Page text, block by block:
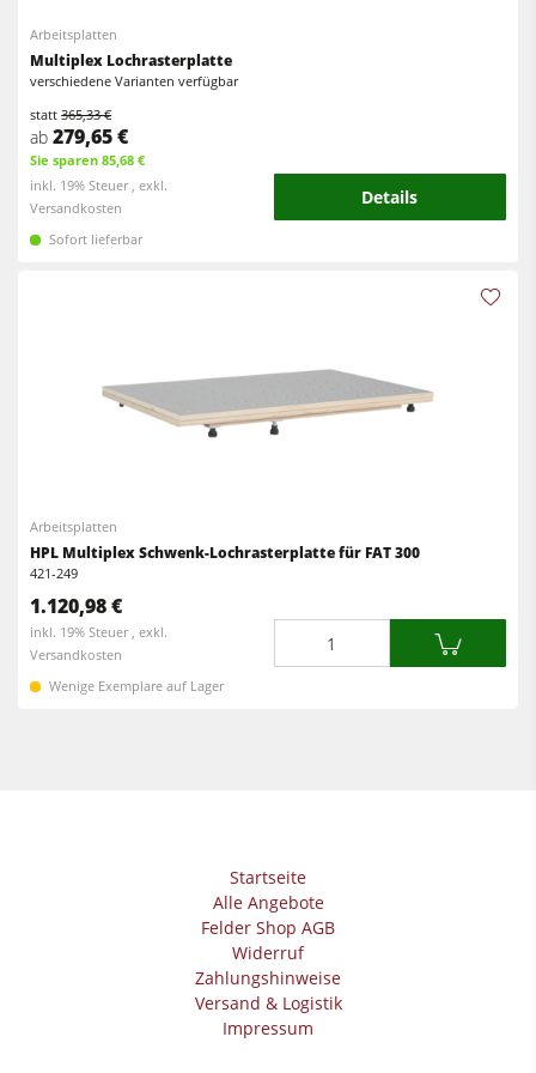
Vorschubapparate
Werkstattausrüstung
F4Solutions Software
Automatisierung & Materialhandling
Projektmanagement
Arbeitsplatten
Multiplex Lochrasterplatte
verschiedene Varianten verfügbar
statt365,33 €
ab 279,65 €
Sie sparen 85,68 €
inkl. 19% Steuer , exkl.
Versandkosten
Details
Sofort lieferbar
Arbeitsplatten
HPL Multiplex Schwenk-Lochrasterplatte für FAT 300
421-249
1.120,98 €
inkl. 19% Steuer , exkl.
Versandkosten
Wenige Exemplare auf Lager
Startseite
Alle Angebote
Felder Shop AGB
Widerruf
Zahlungshinweise
Versand & Logistik
Impressum